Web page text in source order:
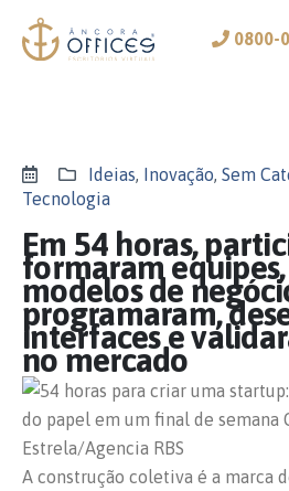
0800-
Ideias, Inovação, Sem
Tecnologia
Em 54 horas,
formaram
modelos de
programaram,
interfaces e
no mercado
A construção coletiva é a marca